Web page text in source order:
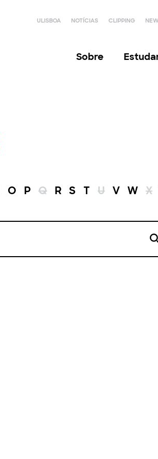
ULISBOA NOTÍCIAS CLIPPING
Sobre
O P Q R S T U V W X